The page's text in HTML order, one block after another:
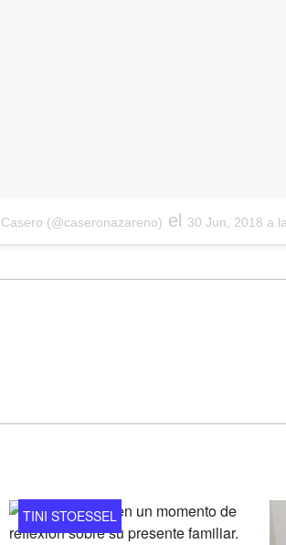
(@caseronazareno) el 30 Jun, 2018 a las
TINI STOESSEL